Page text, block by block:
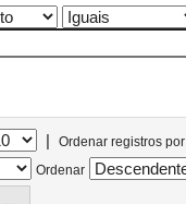
|
Ordenar registros por
Ordenar